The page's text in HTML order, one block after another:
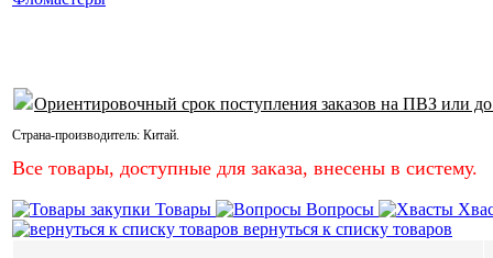
Ориентировочный срок поступления заказов на ПВЗ или
Страна-производитель: Китай.
Все товары, доступные для заказа, внесены в систему.
Товары Вопросы
вернуться к списку товаров